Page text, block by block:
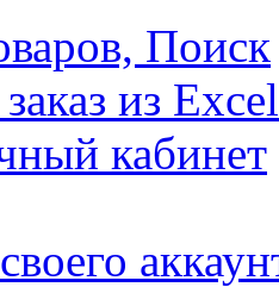
Поиск
из Excel
кабинет